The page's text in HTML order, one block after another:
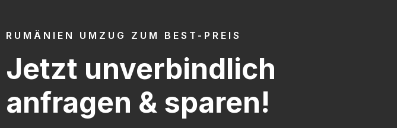
RUMÄNIEN UMZUG ZUM BEST-PREIS
Jetzt unverbindlich
anfragen & sparen!